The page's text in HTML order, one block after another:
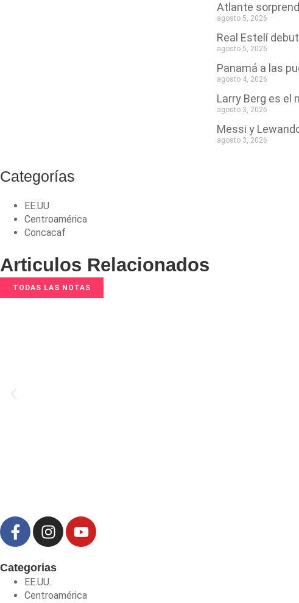
Atlante
agosto 5, 2026
Real Estelí
agosto 5, 2026
Panamá a las
agosto 4, 2026
Larry Berg es el
agosto 3, 2026
Messi y
agosto 3, 2026
Categorías
EE.UU
Centroamérica
Concacaf
Articulos Relacionados
TODAS LAS NOTAS
Categorias
EE.UU.
Centroamérica